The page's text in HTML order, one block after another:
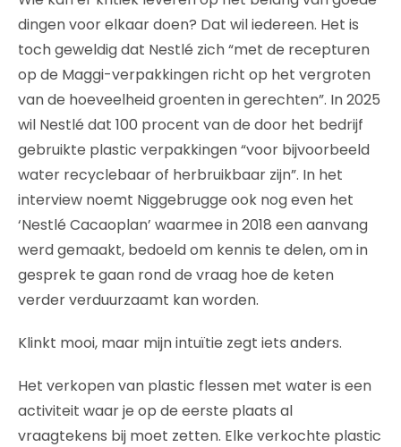
dingen voor elkaar doen? Dat wil iedereen. Het is
toch geweldig dat Nestlé zich “met de recepturen
op de Maggi-verpakkingen richt op het vergroten
van de hoeveelheid groenten in gerechten”. In 2025
wil Nestlé dat 100 procent van de door het bedrijf
gebruikte plastic verpakkingen “voor bijvoorbeeld
water recyclebaar of herbruikbaar zijn”. In het
interview noemt Niggebrugge ook nog even het
‘Nestlé Cacaoplan’ waarmee in 2018 een aanvang
werd gemaakt, bedoeld om kennis te delen, om in
gesprek te gaan rond de vraag hoe de keten
verder verduurzaamt kan worden.
Klinkt mooi, maar mijn intuïtie zegt iets anders.
Het verkopen van plastic flessen met water is een
activiteit waar je op de eerste plaats al
vraagtekens bij moet zetten. Elke verkochte plastic